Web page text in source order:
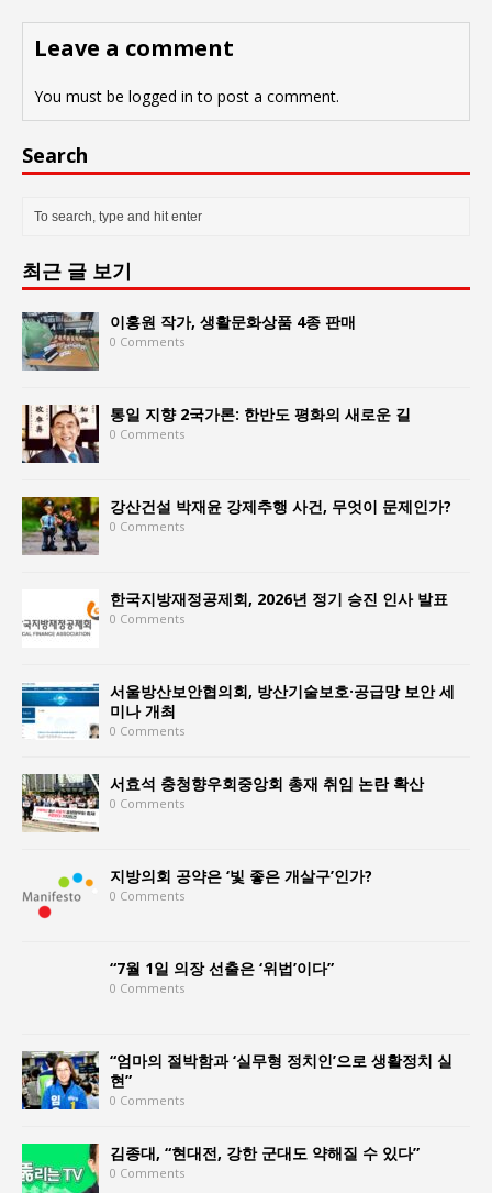
Leave a comment
You must be logged in to post a comment.
Search
최근 글 보기
이홍원 작가, 생활문화상품 4종 판매
0 Comments
통일 지향 2국가론: 한반도 평화의 새로운 길
0 Comments
강산건설 박재윤 강제추행 사건, 무엇이 문제인가?
0 Comments
한국지방재정공제회, 2026년 정기 승진 인사 발표
0 Comments
서울방산보안협의회, 방산기술보호·공급망 보안 세
미나 개최
0 Comments
서효석 충청향우회중앙회 총재 취임 논란 확산
0 Comments
지방의회 공약은 ‘빛 좋은 개살구’인가?
0 Comments
“7월 1일 의장 선출은 ‘위법’이다”
0 Comments
“엄마의 절박함과 ‘실무형 정치인’으로 생활정치 실
현”
0 Comments
김종대, “현대전, 강한 군대도 약해질 수 있다”
0 Comments